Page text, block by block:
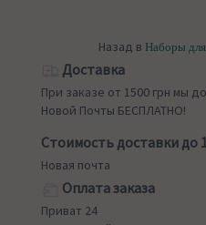
Назад в Наборы
Доставка
При заказе от 1500 грн мы
Новой Почты БЕСПЛАТНО!
Стоимость доставки до
Новая почта
Оплата заказа
Приват 24